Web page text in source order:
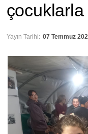
Yayın Tarihi: 07 Temmuz